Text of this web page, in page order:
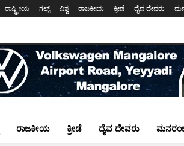
ರಾಷ್ಟ್ರೀಯ ಗಲ್ಫ್ ವಿಶ್ವ ರಾಜಕೀಯ ಕ್ರೀಡೆ ದೈವ ದೇವರು
ರಾಜಕೀಯ ಕ್ರೀಡೆ ದೈವ ದೇವರು